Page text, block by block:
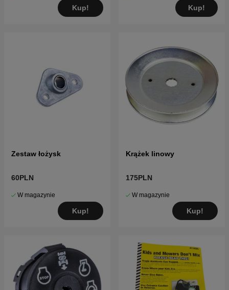
Kup! Kup!
Zestaw łożysk
60PLN
W magazynie
Kup!
Krążek linowy
175PLN
W magazynie
Kup!